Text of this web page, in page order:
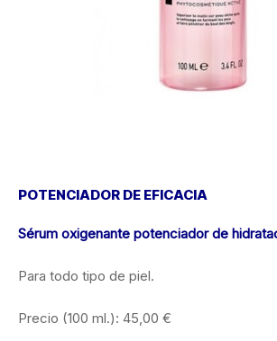
POTENCIADOR DE EFICACIA
Sérum oxigenante potenciador de
Para todo tipo de piel.
Precio (100 ml.): 45,00 €